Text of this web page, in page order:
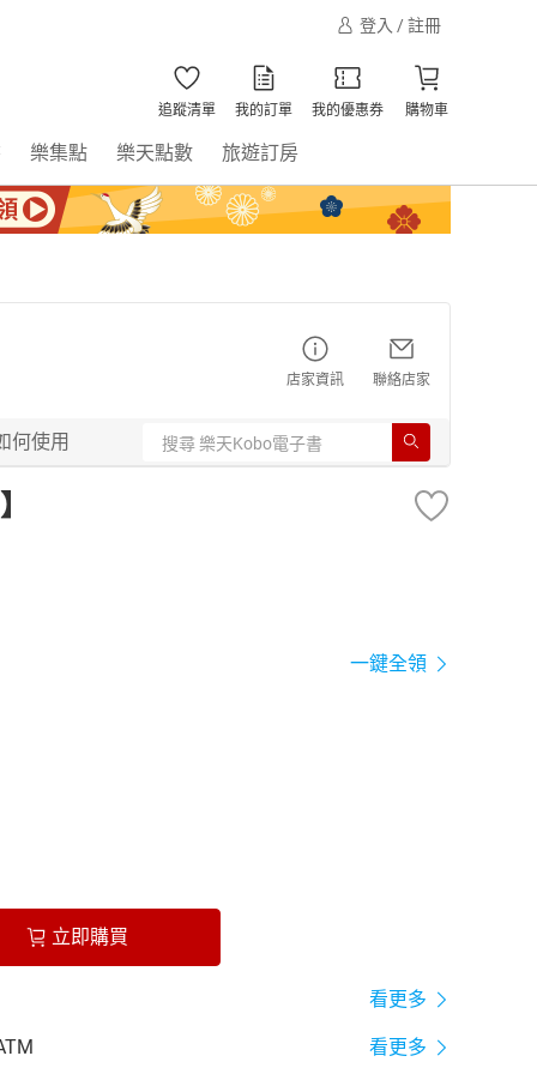
登入 / 註冊
追蹤清單 我的訂單 我的優惠券 購物車
樂集點 樂天點數 旅遊訂房
店家資訊 聯絡店家
何使用
一鍵全領
立即購買
看更多
看更多